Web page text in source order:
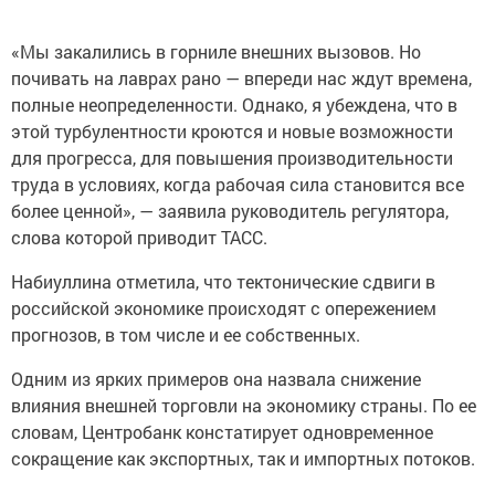
«Мы закалились в горниле внешних вызовов. Но
почивать на лаврах рано — впереди нас ждут времена,
полные неопределенности. Однако, я убеждена, что в
этой турбулентности кроются и новые возможности
для прогресса, для повышения производительности
труда в условиях, когда рабочая сила становится все
более ценной», — заявила руководитель регулятора,
слова которой приводит ТАСС.
Набиуллина отметила, что тектонические сдвиги в
российской экономике происходят с опережением
прогнозов, в том числе и ее собственных.
Одним из ярких примеров она назвала снижение
влияния внешней торговли на экономику страны. По ее
словам, Центробанк констатирует одновременное
сокращение как экспортных, так и импортных потоков.